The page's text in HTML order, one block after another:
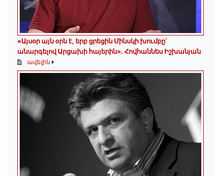
«Այսօր այն օրն է, երբ ցրեցին Մինսկի խումբը՝
անարգելով Արցախի հայերին»․ Հովհաննես Իշխանյան
ավելին